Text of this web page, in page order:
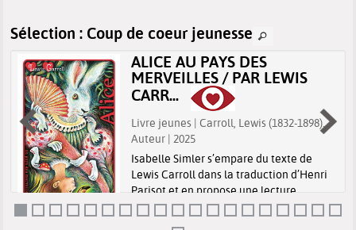
Sélection : Coup de coeur jeunesse
ALICE AU PAYS DES
MERVEILLES / PAR LEWIS
CARR...
Livre jeunes | Carroll, Lewis (1832-1898).
Auteur | 2025
Isabelle Simler s’empare du texte de
Lewis Carroll dans la traduction d’Henri
Parisot et en propose une lecture
presque littérale à travers ses dessins.